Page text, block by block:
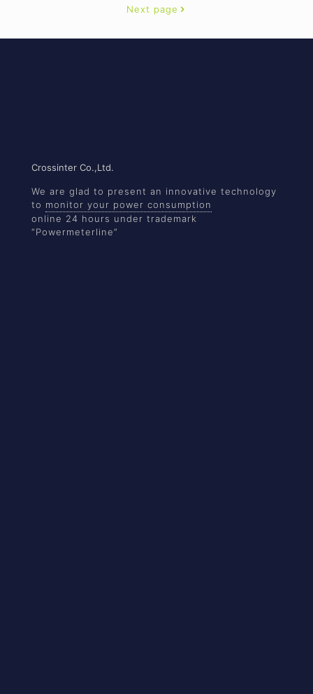
Next page
Crossinter Co.,Ltd.
We are glad to present an innovative technology
to monitor your power consumption
online 24 hours under trademark
“Powermeterline”